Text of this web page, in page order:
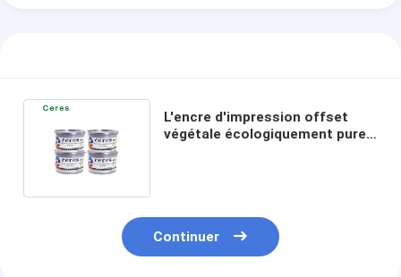
L'encre d'impression offset
végétale écologiquement pure
Continuer